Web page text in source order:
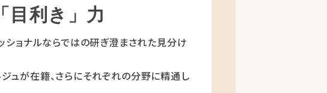
目利き」力
ショナルならではの研ぎ澄まされた見分け
ュが在籍、さらにそれぞれの分野に精通し